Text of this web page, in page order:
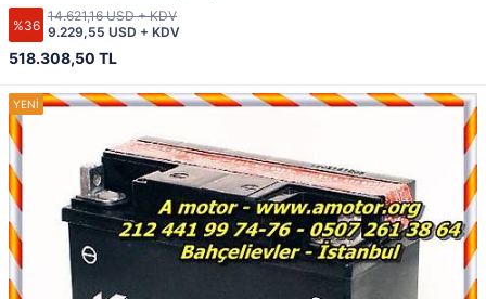
%36
518.308,50 TL
9.229,55 USD + KDV
14.621,16 USD + KDV